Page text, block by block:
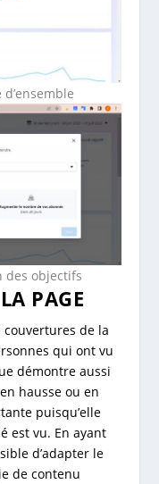
des objectifs
PAGE
de la
qui ont vu
démontre aussi
hausse ou en
puisqu’elle
est vu. En ayant
d’adapter le
de contenu